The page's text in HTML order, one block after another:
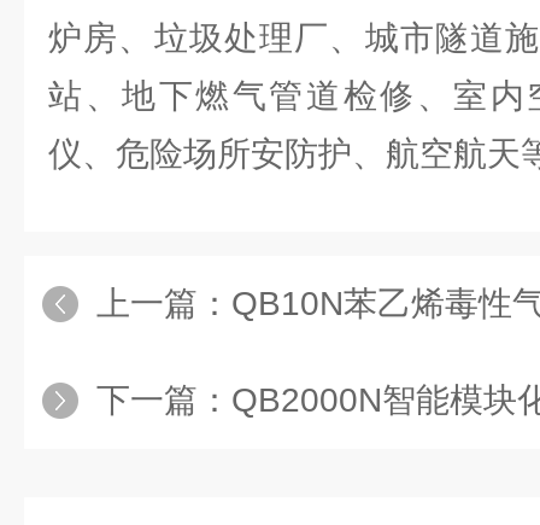
炉房、垃圾处理厂、城市隧道
站、地下燃气管道检修、室内
仪、危险场所安防护、航空航天
上一篇： QB10N苯乙烯毒性气体
下一篇： QB2000N智能模块化在线